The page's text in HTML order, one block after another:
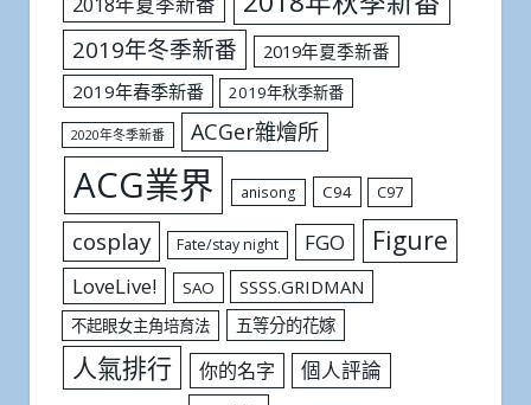
2019年冬季新番
2019年夏季新番
2019年春季新番
2019年秋季新番
2020年冬季新番 ACGer雜燴所
ACG業界 anisong C94 C97
cosplay Fate/stay night FGO Figure
LoveLive! SAO SSSS.GRIDMAN
不起眼女主角培育法 五等分的花嫁
人氣排行 你的名字 個人評論